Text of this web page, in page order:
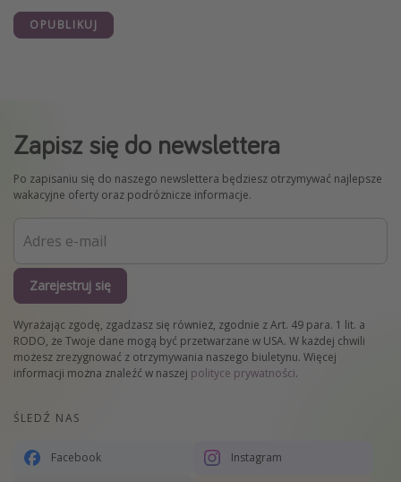
OPUBLIKUJ
Zapisz się do newslettera
Po zapisaniu się do naszego newslettera będziesz otrzymywać najlepsze
wakacyjne oferty oraz podróżnicze informacje.
Zarejestruj się
Wyrażając zgodę, zgadzasz się również, zgodnie z Art. 49 para. 1 lit. a
RODO, że Twoje dane mogą być przetwarzane w USA. W każdej chwili
możesz zrezygnować z otrzymywania naszego biuletynu. Więcej
informacji można znaleźć w naszej polityce prywatności.
ŚLEDŹ NAS
Facebook Instagram